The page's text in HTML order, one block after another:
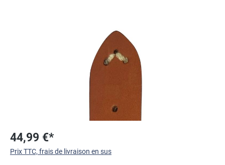
44,99 €*
Prix TTC, frais de livraison en sus